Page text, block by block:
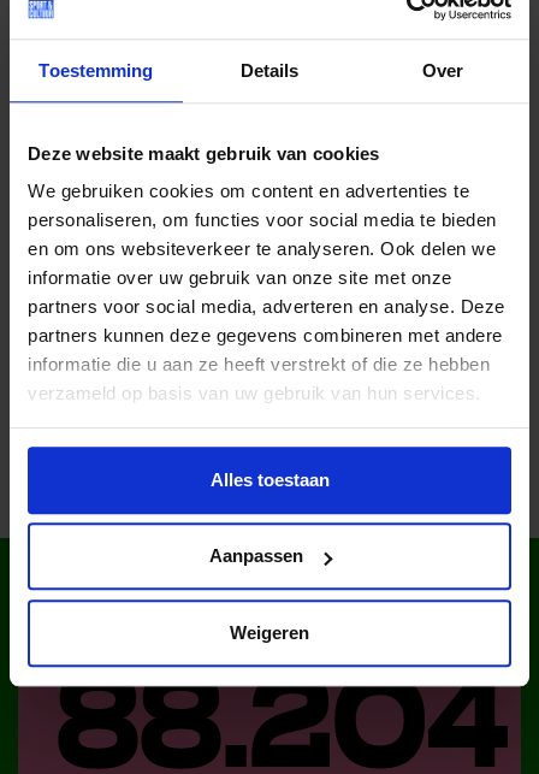
Toestemming Details Over
Deze website maakt gebruik van cookies
We gebruiken cookies om content en advertenties te
personaliseren, om functies voor social media te bieden
en om ons websiteverkeer te analyseren. Ook delen we
informatie over uw gebruik van onze site met onze
partners voor social media, adverteren en analyse. Deze
partners kunnen deze gegevens combineren met andere
informatie die u aan ze heeft verstrekt of die ze hebben
verzameld op basis van uw gebruik van hun services.
Alles toestaan
Aanpassen
Weigeren
Lees meer nieuws
Deel dit bericht op social media!
WIST JE DAT IN
NEDERLAND?